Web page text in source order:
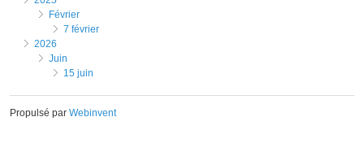
février
7 février
2026
juin
15 juin
Propulsé par Webinvent